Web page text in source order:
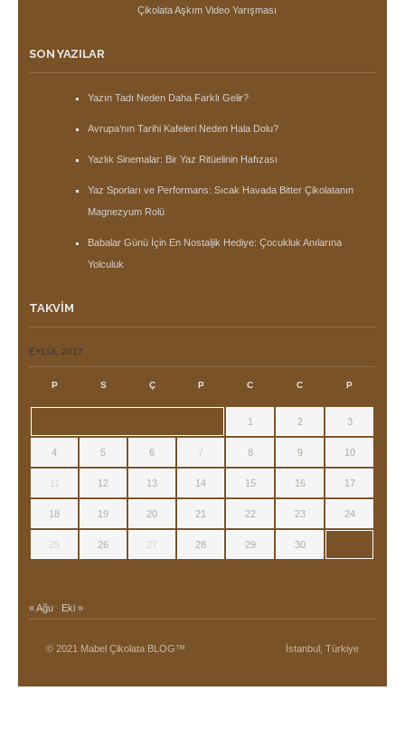
Çikolata Aşkım Video Yarışması
SON YAZILAR
Yazın Tadı Neden Daha Farklı Gelir?
Avrupa’nın Tarihi Kafeleri Neden Hala Dolu?
Yazlık Sinemalar: Bir Yaz Ritüelinin Hafızası
Yaz Sporları ve Performans: Sıcak Havada Bitter Çikolatanın
Magnezyum Rolü
Babalar Günü İçin En Nostaljik Hediye: Çocukluk Anılarına
Yolculuk
TAKVIM
EYLÜL 2017
P S Ç P C C P
1 2 3
4 5 6 7 8 9 10
11 12 13 14 15 16 17
18 19 20 21 22 23 24
25 26 27 28 29 30
« Ağu Eki »
© 2021 Mabel Çikolata BLOG™ İstanbul, Türkiye